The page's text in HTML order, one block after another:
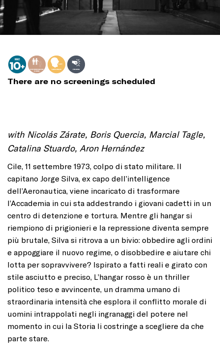
There are no screenings scheduled
with Nicolás Zárate, Boris Quercia, Marcial Tagle,
Catalina Stuardo, Aron Hernández
Cile, 11 settembre 1973, colpo di stato militare. Il
capitano Jorge Silva, ex capo dell’intelligence
dell’Aeronautica, viene incaricato di trasformare
l’Accademia in cui sta addestrando i giovani cadetti in un
centro di detenzione e tortura. Mentre gli hangar si
riempiono di prigionieri e la repressione diventa sempre
più brutale, Silva si ritrova a un bivio: obbedire agli ordini
e appoggiare il nuovo regime, o disobbedire e aiutare chi
lotta per sopravvivere? Ispirato a fatti reali e girato con
stile asciutto e preciso, L’hangar rosso è un thriller
politico teso e avvincente, un dramma umano di
straordinaria intensità che esplora il conflitto morale di
uomini intrappolati negli ingranaggi del potere nel
momento in cui la Storia li costringe a scegliere da che
parte stare.